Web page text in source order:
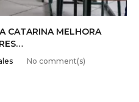
CATARINA MELHORA
No comment(s)